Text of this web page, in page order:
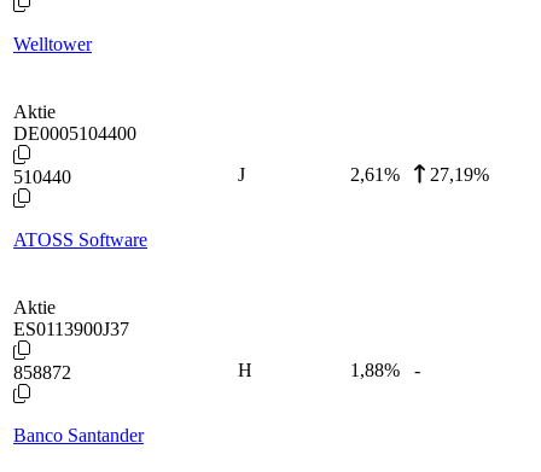
Welltower
Aktie
DE0005104400
510440
ATOSS Software
J 2,61% 27,19%
Aktie
ES0113900J37
858872
Banco Santander
H 1,88% -